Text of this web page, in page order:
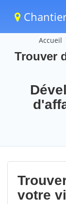
Accueil
Trouver
votre